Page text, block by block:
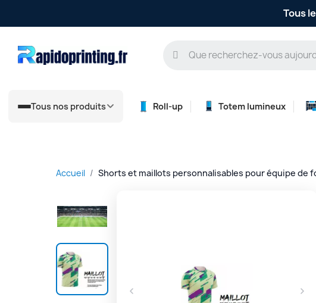
Tous
Tous nos produits Roll-up Totem lumineux
Accueil Shorts et maillots personnalisables pour équipe de